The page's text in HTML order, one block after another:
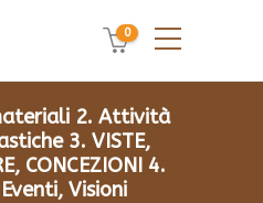
0
2. Attività
3. VISTE,
CONCEZIONI 4.
Visioni